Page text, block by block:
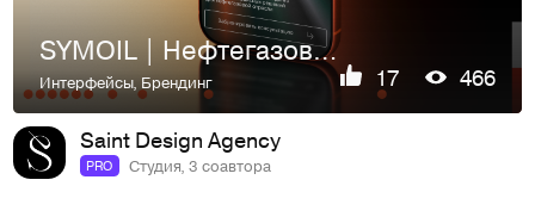
SYMOIL | Нефтегазовая компания
Интерфейсы,Брендинг 17 466
Saint Design Agency
PRO Студия, 3 соавтора